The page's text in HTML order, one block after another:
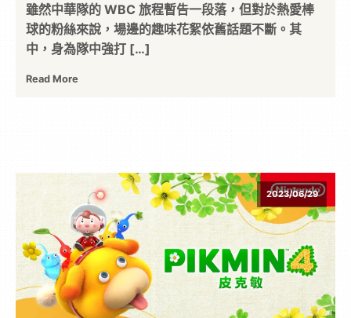
雖然中華隊的 WBC 旅程暫告一段落，但對於熱愛棒
球的粉絲來說，場邊的趣味花絮依舊話題不斷。其
中，身為隊中強打 […]
Read More
2023/06/29